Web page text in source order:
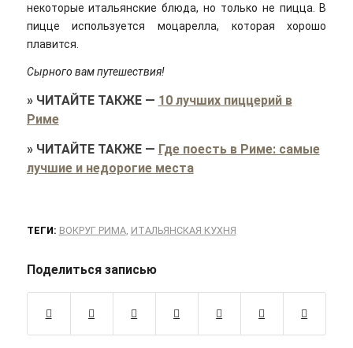
некоторые итальянские блюда, но только не пицца. В
пицце используется моцарелла, которая хорошо
плавится.
Сырного вам путешествия!
» ЧИТАЙТЕ ТАКЖЕ— 10 лучших пиццерий в
Риме
» ЧИТАЙТЕ ТАКЖЕ— Где поесть в Риме: самые
лучшие и недорогие места
ТЕГИ: ВОКРУГ РИМА, ИТАЛЬЯНСКАЯ КУХНЯ
Поделиться записью